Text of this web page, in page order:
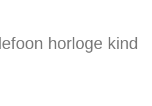
horloge kind